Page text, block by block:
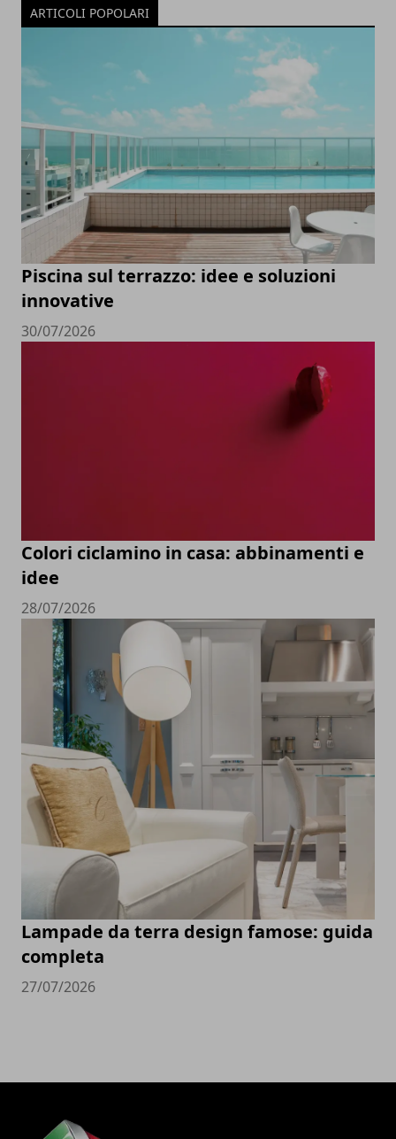
ARTICOLI POPOLARI
Piscina sul terrazzo: idee e soluzioni
innovative
30/07/2026
Colori ciclamino in casa: abbinamenti e
idee
28/07/2026
Lampade da terra design famose: guida
completa
27/07/2026